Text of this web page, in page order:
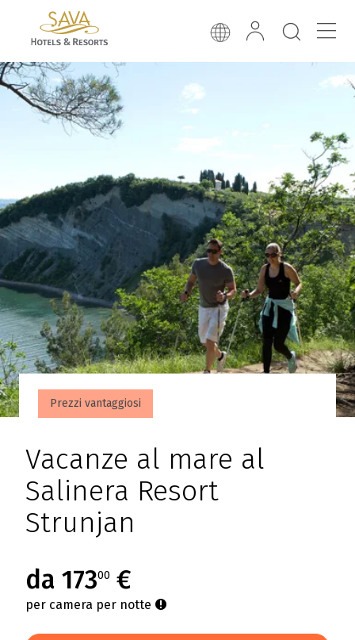
Prezzi vantaggiosi
Vacanze al mare al
Salinera Resort
Strunjan
da 17300 €
per camera per notte